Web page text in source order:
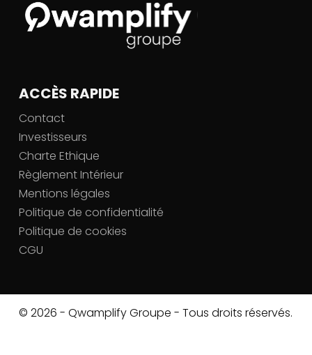
ACCÈS RAPIDE
Contact
Investisseurs
Charte Ethique
Règlement Intérieur
Mentions légales
Politique de confidentialité
Politique de cookies
CGU
© 2026 - Qwamplify Groupe - Tous droits réservés.